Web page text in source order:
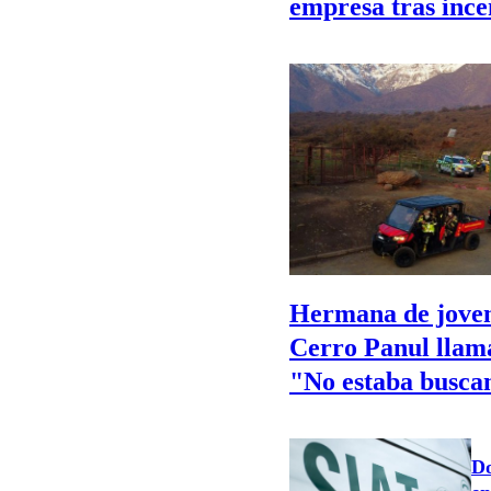
empresa tras
Hermana de
Cerro Panul
"No estaba